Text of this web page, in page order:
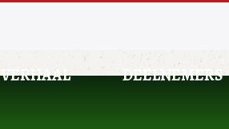
VERHAAL DEELNEMERS